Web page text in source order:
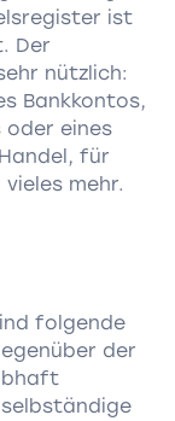
ist
Der
nützlich:
Bankkontos,
eines
für
mehr.
folgende
der
selbständige